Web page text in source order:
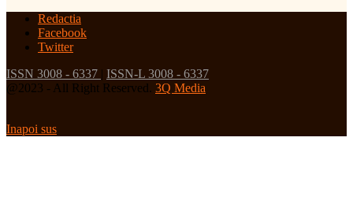
Redactia
Facebook
Twitter
ISSN 3008 - 6337
ISSN-L 3008 - 6337
@2023 - All Right Reserved. 3Q Media
Inapoi sus